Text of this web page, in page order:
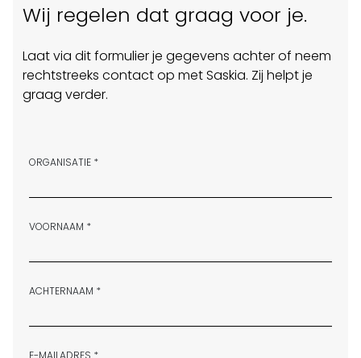
Wij regelen dat graag voor je.
Laat via dit formulier je gegevens achter of neem
rechtstreeks contact op met Saskia. Zij helpt je
graag verder.
ORGANISATIE *
VOORNAAM *
ACHTERNAAM *
E-MAILADRES *